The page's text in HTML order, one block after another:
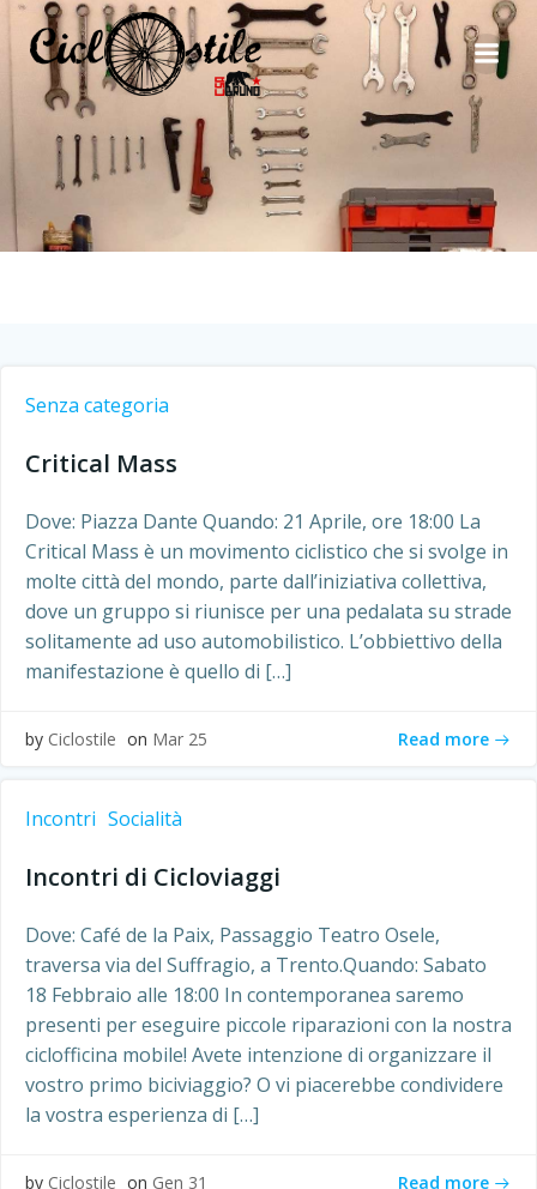
Vai
al
contenuto
Senza categoria
Critical Mass
Dove: Piazza Dante Quando: 21 Aprile, ore 18:00 La
Critical Mass è un movimento ciclistico che si svolge in
molte città del mondo, parte dall’iniziativa collettiva,
dove un gruppo si riunisce per una pedalata su strade
solitamente ad uso automobilistico. L’obbiettivo della
manifestazione è quello di […]
by Ciclostile on Mar 25 Read more
Incontri Socialità
Incontri di Cicloviaggi
Dove: Café de la Paix, Passaggio Teatro Osele,
traversa via del Suffragio, a Trento.Quando: Sabato
18 Febbraio alle 18:00 In contemporanea saremo
presenti per eseguire piccole riparazioni con la nostra
ciclofficina mobile! Avete intenzione di organizzare il
vostro primo biciviaggio? O vi piacerebbe condividere
la vostra esperienza di […]
by Ciclostile on Gen 31 Read more